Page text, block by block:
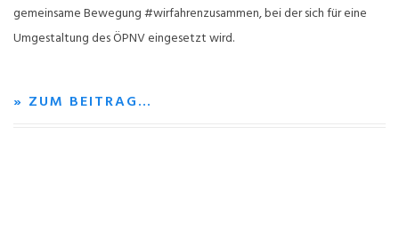
gemeinsame Bewegung #wirfahrenzusammen, bei der sich für eine
Umgestaltung des ÖPNV eingesetzt wird.
» ZUM BEITRAG…